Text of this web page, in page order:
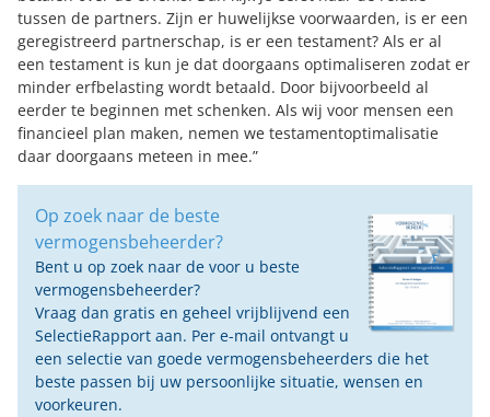
tussen de partners. Zijn er huwelijkse voorwaarden, is er een
geregistreerd partnerschap, is er een testament? Als er al
een testament is kun je dat doorgaans optimaliseren zodat er
minder erfbelasting wordt betaald. Door bijvoorbeeld al
eerder te beginnen met schenken. Als wij voor mensen een
financieel plan maken, nemen we testamentoptimalisatie
daar doorgaans meteen in mee.”
Op zoek naar de beste
vermogensbeheerder?
Bent u op zoek naar de voor u beste
vermogensbeheerder?
Vraag dan gratis en geheel vrijblijvend een
SelectieRapport aan. Per e-mail ontvangt u
een selectie van goede vermogensbeheerders die het
beste passen bij uw persoonlijke situatie, wensen en
voorkeuren.